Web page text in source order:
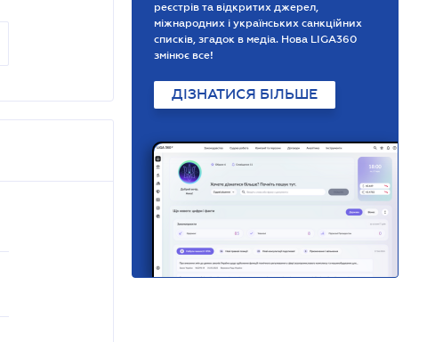
реєстрів та відкритих джерел,
міжнародних і українських санкційних
списків, згадок в медіа. Нова LIGA360
змінює все!
ДІЗНАТИСЯ БІЛЬШЕ